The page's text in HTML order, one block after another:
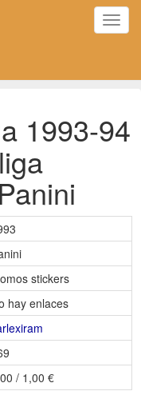
1993-94
stickers
hay enlaces
/ 1,00 €